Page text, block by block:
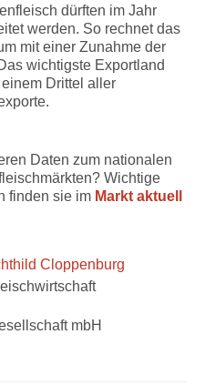
dürften im Jahr
werden. So rechnet das
mit einer Zunahme der
wichtigste Exportland
Drittel aller
Daten zum nationalen
Wichtige
finden sie im Markt aktuell
Cloppenburg
mbH